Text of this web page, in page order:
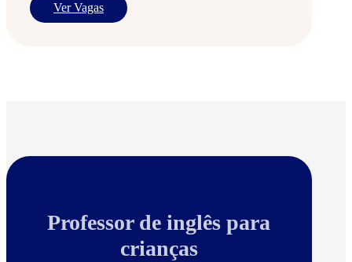
Ver Vagas
Professor de inglês para
crianças